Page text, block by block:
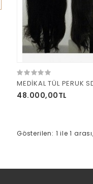
MEDİKAL TÜL PERUK
48.000,00TL
Gösterilen: 1 ile 1